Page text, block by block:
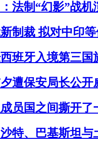
法制“幻影”战
制裁 拟对中印
班牙入境第三
遭保安局长公开
员国之间撕开
特、巴基斯坦